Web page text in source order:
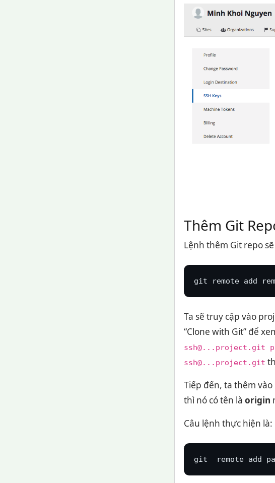
Thêm Git
Lệnh thêm Git repo
git remote add
Ta sẽ truy cập vào
“Clone with Git” để
ssh@...project.git
ssh@...project.git
Tiếp đến, ta thêm
thì nó có tên là origin
Câu lệnh thực hiện là:
git  remote add